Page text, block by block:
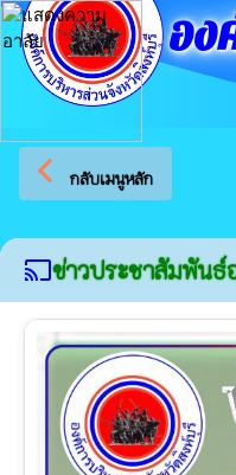
อง
arrow_back_ios กลับเมนูหลัก
castข่าวประชาสัมพันธ์